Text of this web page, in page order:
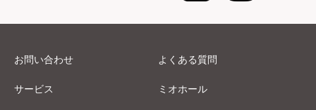
お問い合わせ よくある質問
サービス ミオホール